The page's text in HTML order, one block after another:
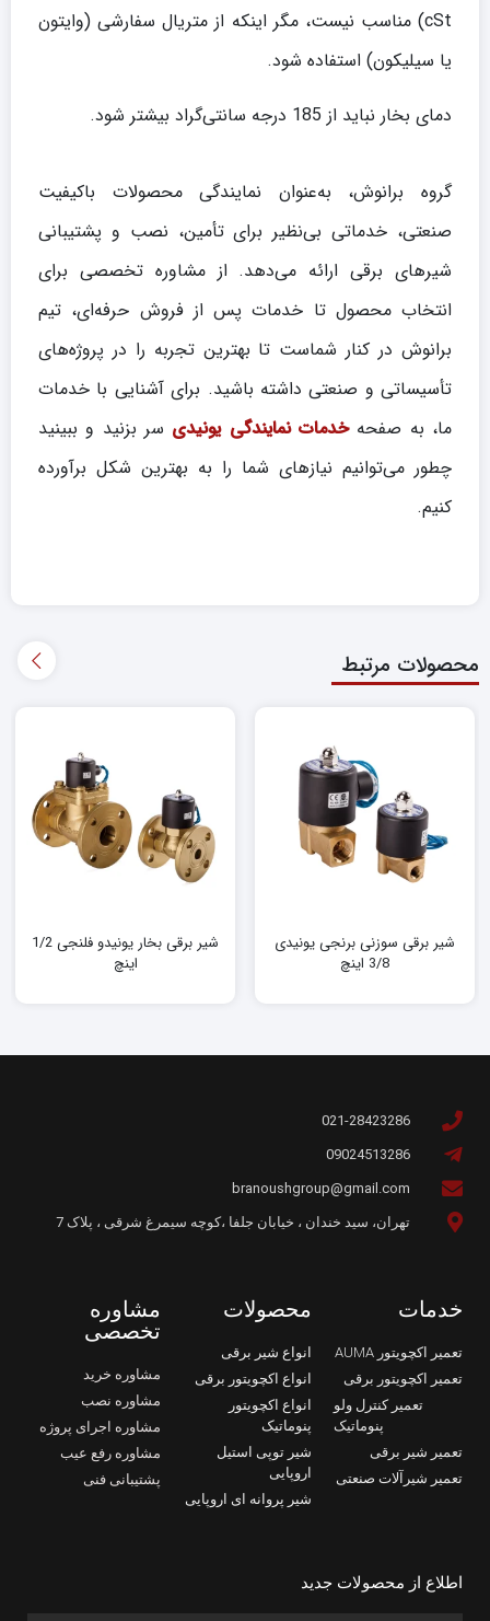
cSt) مناسب نیست، مگر اینکه از متریال سفارشی (وایتون
یا سیلیکون) استفاده شود.
دمای بخار نباید از 185 درجه سانتی‌گراد بیشتر شود.
گروه برانوش، به‌عنوان نمایندگی محصولات باکیفیت
صنعتی، خدماتی بی‌نظیر برای تأمین، نصب و پشتیبانی
شیرهای برقی ارائه می‌دهد. از مشاوره تخصصی برای
انتخاب محصول تا خدمات پس از فروش حرفه‌ای، تیم
برانوش در کنار شماست تا بهترین تجربه را در پروژه‌های
تأسیساتی و صنعتی داشته باشید. برای آشنایی با خدمات
ما، به صفحهخدمات نمایندگی یونیدی سر بزنید و ببینید
چطور می‌توانیم نیازهای شما را به بهترین شکل برآورده
کنیم.
محصولات مرتبط
شیر برقی سوزنی برنجی یونیدی
3/8 اینچ
شیر برقی بخار یونیدو فلنجی 1/2
اینچ
021-28423286
09024513286
branoushgroup@gmail.com
تهران، سید خندان ، خیابان جلفا ،کوچه سیمرغ شرقی ، پلاک 7
خدمات
تعمیر اکچویتور AUMA
تعمیر اکچویتور برقی
تعمیر کنترل ولو
پنوماتیک
تعمیر شیر برقی
تعمیر شیرآلات صنعتی
محصولات
انواع شیر برقی
انواع اکچویتور برقی
انواع اکچویتور
پنوماتیک
شیر توپی استیل
اروپایی
شیر پروانه ای اروپایی
مشاوره
تخصصی
مشاوره خرید
مشاوره نصب
مشاوره اجرای پروژه
مشاوره رفع عیب
پشتیبانی فنی
اطلاع از محصولات جدید